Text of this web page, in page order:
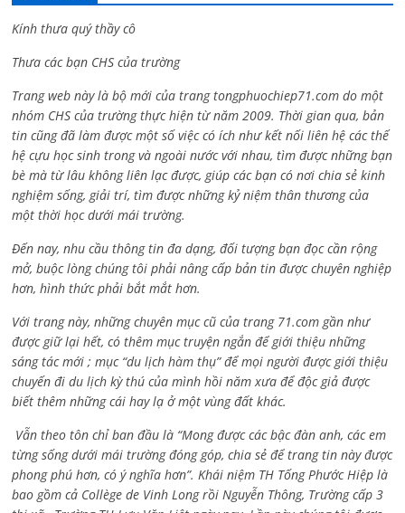
Kính thưa quý thầy cô
Thưa các bạn CHS của trường
Trang web này là bộ mới của trang tongphuochiep71.com do một
nhóm CHS của trường thực hiện từ năm 2009. Thời gian qua, bản
tin cũng đã làm được một số việc có ích như kết nối liên hệ các thế
hệ cựu học sinh trong và ngoài nước với nhau, tìm được những bạn
bè mà từ lâu không liên lạc được, giúp các bạn có nơi chia sẻ kinh
nghiệm sống, giải trí, tìm được những kỷ niệm thân thương của
một thời học dưới mái trường.
Đến nay, nhu cầu thông tin đa dạng, đối tượng bạn đọc cần rộng
mở, buộc lòng chúng tôi phải nâng cấp bản tin được chuyên nghiệp
hơn, hình thức phải bắt mắt hơn.
Với trang này, những chuyên mục cũ của trang 71.com gần như
được giữ lại hết, có thêm mục truyện ngắn để giới thiệu những
sáng tác mới ; mục “du lịch hàm thụ” để mọi người được giới thiệu
chuyến đi du lịch kỳ thú của mình hồi năm xưa để độc giả được
biết thêm những cái hay lạ ở một vùng đất khác.
Vẫn theo tôn chỉ ban đầu là “Mong được các bậc đàn anh, các em
từng sống dưới mái trường đóng góp, chia sẻ để trang tin này được
phong phú hơn, có ý nghĩa hơn”. Khái niệm TH Tống Phước Hiệp là
bao gồm cả Collège de Vinh Long rồi Nguyễn Thông, Trường cấp 3